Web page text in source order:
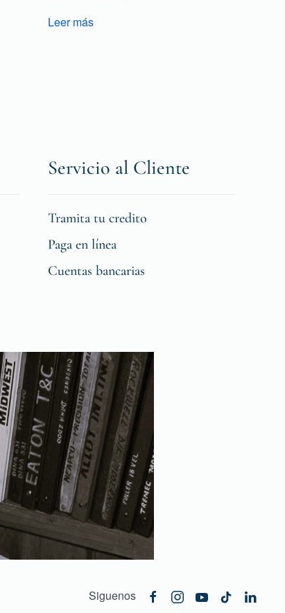
Leer más
Servicio al Cliente
Tramita tu credito
Paga en línea
Cuentas bancarias
Siguenos